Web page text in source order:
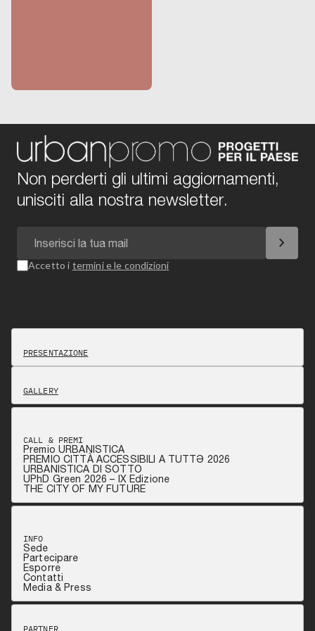
Non perderti gli ultimi aggiornamenti,
unisciti alla nostra newsletter.
chevron_right
Accetto i termini e le condizioni
PRESENTAZIONE
GALLERY
CALL & PREMI
Premio URBANISTICA
PREMIO CITTÀ ACCESSIBILI A TUTTƏ 2026
URBANISTICA DI SOTTO
UPhD Green 2026 – IX Edizione
THE CITY OF MY FUTURE
INFO
Sede
Partecipare
Esporre
Contatti
Media & Press
PARTNER